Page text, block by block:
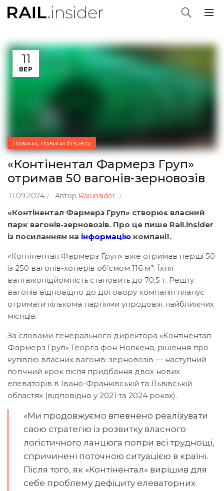
11
ВЕР
Новини, Новини бізнесу
«Контінентал Фармерз Груп»
отримав 50 вагонів-зерновозів
11.09.2024 Автор Rail.insider
«Контінентал Фармерз Груп» створює власний
парк вагонів-зерновозів. Про це пише Rail.insider
із посиланням на інформацію компанії.
«Контінентал Фармерз Груп» вже отримав перші 50
із 250 вагонів-хоперів об’ємом 116 м³. Їхня
вантажопідйомність становить до 70,5 т. Решту
вагонів відповідно до договору компанія планує
отримати кількома партіями упродовж найближчих
місяців.
За словами генерального директора «Контінентал
Фармерз Груп» Георга фон Нолкена, рішення про
купівлю власних вагонів-зерновозів — наступний
логічний крок після придбання двох нових
елеваторів в Івано-Франківській та Львівській
областях (відповідно у 2021 та 2024 роках).
«Ми продовжуємо впевнено реалізувати
свою стратегію із розвитку власного
логістичного ланцюга попри всі труднощі,
спричинені поточною ситуацією в країні.
Після того, як «Контінентал» вирішив для
себе проблему дефіциту елеваторних